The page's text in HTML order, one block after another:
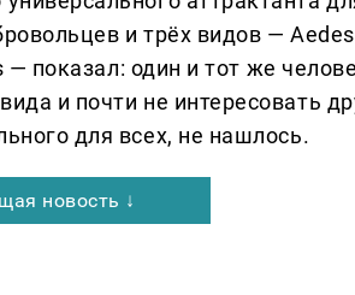
и трёх видов —
показал: один и тот же
и почти не интересовать
для всех, не нашлось.
новость ↓